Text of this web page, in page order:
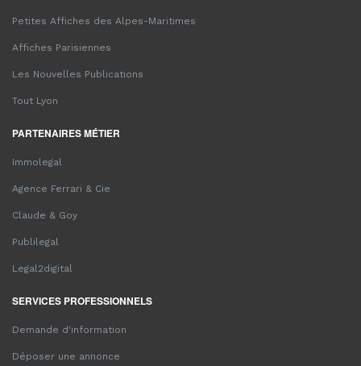
Petites Affiches des Alpes-Maritimes
Affiches Parisiennes
Les Nouvelles Publications
Tout Lyon
PARTENAIRES MÉTIER
Immolegal
Agence Ferrari & Cie
Claude & Goy
Publilegal
Legal2digital
SERVICES PROFESSIONNELS
Demande d'information
Déposer une annonce